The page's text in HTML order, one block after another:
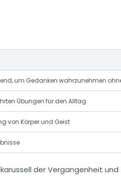
um Gedanken wahrzunehmen
Übungen für den Alltag.
von Körper und Geist
der Vergangenheit